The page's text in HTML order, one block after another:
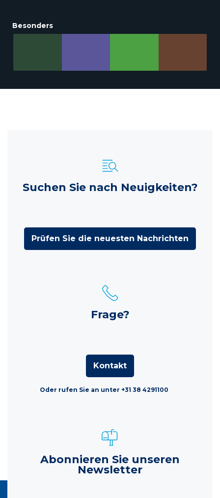
Besonders
Suchen Sie nach Neuigkeiten?
Prüfen Sie die neuesten Nachrichten
Frage?
Kontakt
Oder rufen Sie an unter +31 38 4291100
Abonnieren Sie unseren
Newsletter